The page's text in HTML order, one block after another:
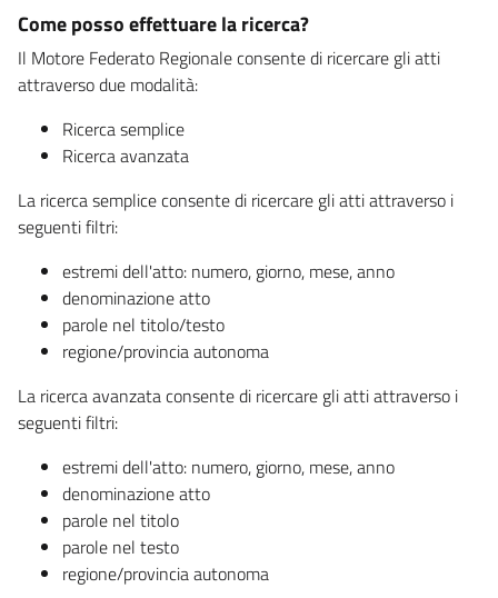
Come posso effettuare la ricerca?
Il Motore Federato Regionale consente di ricercare gli atti
attraverso due modalità:
Ricerca semplice
Ricerca avanzata
La ricerca semplice consente di ricercare gli atti attraverso i
seguenti filtri:
estremi dell'atto: numero, giorno, mese, anno
denominazione atto
parole nel titolo/testo
regione/provincia autonoma
La ricerca avanzata consente di ricercare gli atti attraverso i
seguenti filtri:
estremi dell'atto: numero, giorno, mese, anno
denominazione atto
parole nel titolo
parole nel testo
regione/provincia autonoma